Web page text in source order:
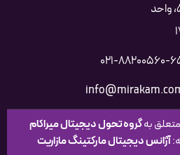
۵، واحد
۸۸۲۰۰۵۶۰-۶۵
بهگروهتحول دیجیتال میراکام
آژانس دیجیتال مارکتینگ مازاریت